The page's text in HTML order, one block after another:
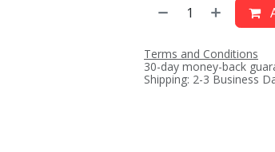
Terms and Conditions
30-day money-back
Shipping: 2-3 Business